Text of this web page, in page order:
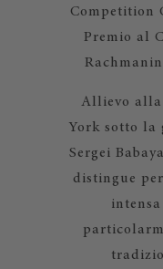
Competition
Premio al
Allievo alla
York sotto la
Sergei
distingue